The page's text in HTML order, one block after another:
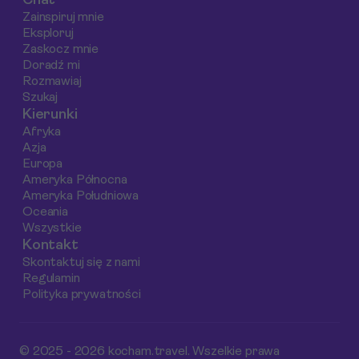
apartamenty.
Zainspiruj mnie
Eksploruj
Zaskocz mnie
Doradź mi
Rozmawiaj
Szukaj
Kierunki
Afryka
Azja
Europa
Ameryka Północna
Ameryka Południowa
Oceania
Wszystkie
Kontakt
Skontaktuj się z nami
Regulamin
Polityka prywatności
© 2025 - 2026 kocham.travel. Wszelkie prawa